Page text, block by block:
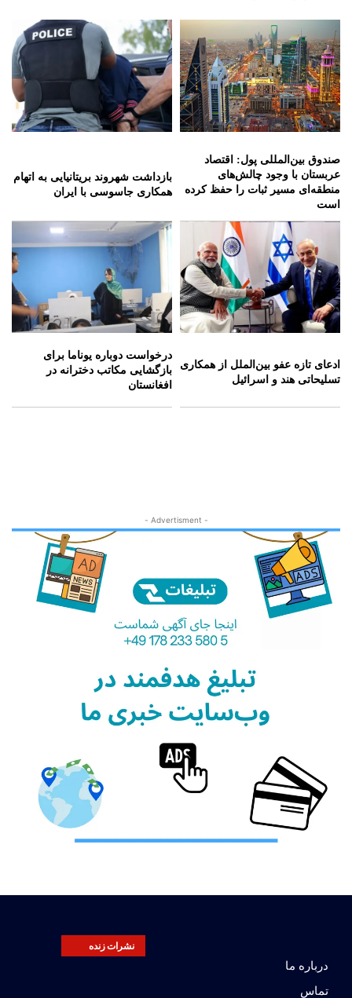
صندوق بین‌المللی پول: اقتصاد
عربستان با وجود چالش‌های
منطقه‌ای مسیر ثبات را حفظ کرده
است
بازداشت شهروند بریتانیایی به اتهام
همکاری جاسوسی با ایران
ادعای تازه عفو بین‌الملل از همکاری
تسلیحاتی هند و اسرائیل
درخواست دوباره یوناما برای
بازگشایی مکاتب دخترانه در
افغانستان
- Advertisment -
نشرات زنده
درباره ما
تماس